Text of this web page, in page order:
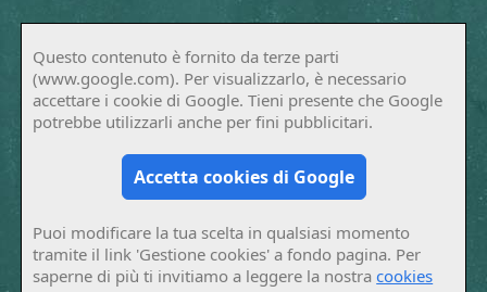
Questo contenuto è fornito da terze parti
(www.google.com). Per visualizzarlo, è necessario
accettare i cookie di Google. Tieni presente che Google
potrebbe utilizzarli anche per fini pubblicitari.
Accetta cookies di Google
Puoi modificare la tua scelta in qualsiasi momento
tramite il link 'Gestione cookies' a fondo pagina. Per
saperne di più ti invitiamo a leggere la nostracookies